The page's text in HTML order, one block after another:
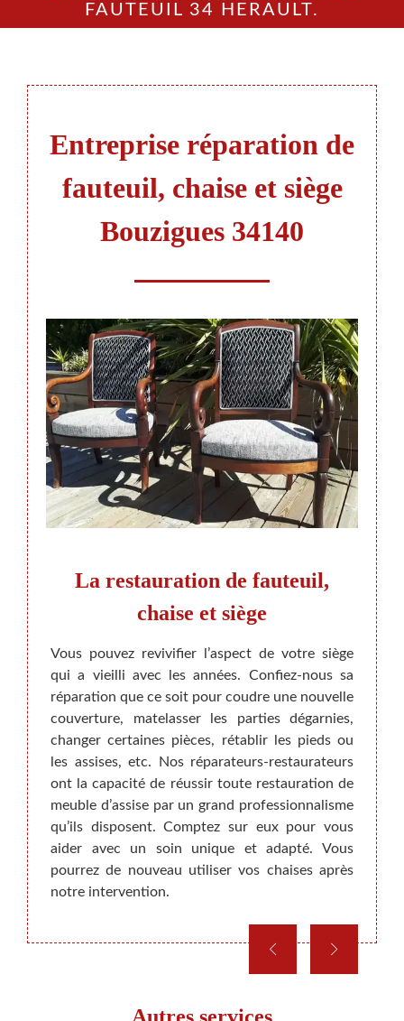
FAUTEUIL 34 HERAULT.
Entreprise réparation de
fauteuil, chaise et siège
Bouzigues 34140
bien
à
des
votre
et le
sur
et
La restauration de fauteuil,
chaise et siège
Vous pouvez revivifier l’aspect de votre siège
qui a vieilli avec les années. Confiez-nous sa
réparation que ce soit pour coudre une nouvelle
couverture, matelasser les parties dégarnies,
changer certaines pièces, rétablir les pieds ou
les assises, etc. Nos réparateurs-restaurateurs
ont la capacité de réussir toute restauration de
meuble d’assise par un grand professionnalisme
qu’ils disposent. Comptez sur eux pour vous
aider avec un soin unique et adapté. Vous
pourrez de nouveau utiliser vos chaises après
notre intervention.
Des
?
des
les
Autres services